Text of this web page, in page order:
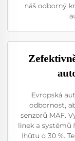
náš odborný
Evropská
odbornost,
senzorů MAF.
linek a systémů
lhůtu o 30 %.